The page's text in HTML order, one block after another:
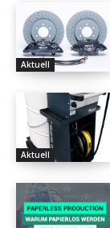
Aktuell
Aktuell